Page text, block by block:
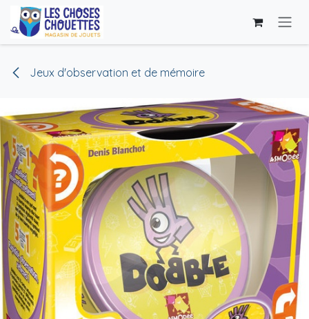
Se rendre au contenu
Jeux d'observation et de mémoire